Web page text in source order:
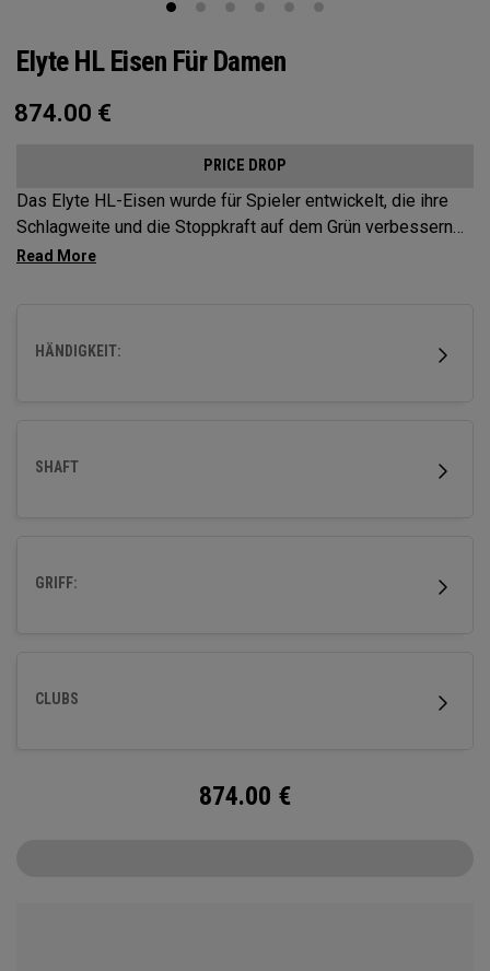
Elyte HL Eisen Für Damen
874.00 €
PRICE DROP
Das Elyte HL-Eisen wurde für Spieler entwickelt, die ihre
Schlagweite und die Stoppkraft auf dem Grün verbessern
möchten. Es verbessert den Abschlag und optimiert den
HÄNDIGKEIT:
SHAFT
GRIFF:
CLUBS
874.00 €